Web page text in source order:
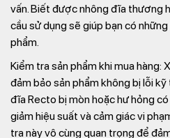
vấn. Biết được nhông đĩa thương
cầu sử dụng sẽ giúp bạn có
phẩm.
Kiểm tra sản phẩm khi mua hàng:
đảm bảo sản phẩm không bị lỗi
đĩa Recto bị mòn hoặc hư hỏng
giảm hiệu suất và cảm giác vi
tra này vô cùng quan trọng để